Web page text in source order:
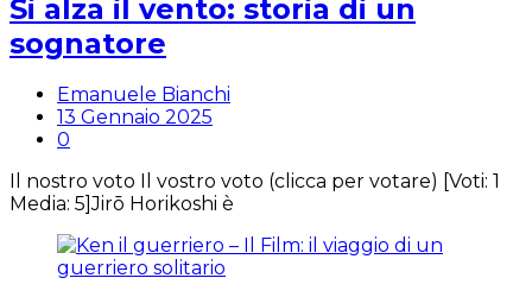
Si alza il vento: storia di un
sognatore
Emanuele Bianchi
13 Gennaio 2025
0
Il nostro voto Il vostro voto (clicca per votare) [Voti: 1
Media: 5]Jirō Horikoshi è